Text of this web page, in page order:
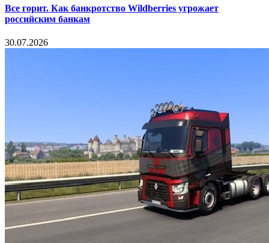
Все горит. Как банкротство Wildberries угрожает
российским банкам
30.07.2026